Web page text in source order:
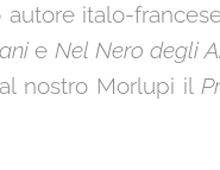
italo-
e Nel Nero degli
nostro Morlupi il